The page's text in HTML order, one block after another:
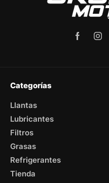
Categorías
Llantas
Lubricantes
Filtros
Grasas
Refrigerantes
Tienda